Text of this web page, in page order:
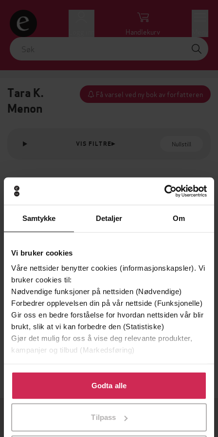
Samtykke Detaljer Om
Vi bruker cookies
Våre nettsider benytter cookies (informasjonskapsler). Vi
bruker cookies til:
Nødvendige funksjoner på nettsiden (Nødvendige)
Forbedrer opplevelsen din på vår nettside (Funksjonelle)
Gir oss en bedre forståelse for hvordan nettsiden vår blir
brukt, slik at vi kan forbedre den (Statistiske)
Gjør det mulig for oss å vise deg relevante produkter,
kampanjer og tilbud (Markedsføring)
Klikk på «Godta alle» for å gi oss ditt samtykke til å
bruke cookies for alle disse formålene. Du kan også
tilpasse ditt samtykke til spesifikke formål ved å klikke
Godta alle
Tilpass
Handlekurv
Tara K.
Menon
Få varsel ved ny bok av forfatteren
VIS FILTRE Nullstill
399,-
Under vann
Tara K. Menon
299,-
Under vann